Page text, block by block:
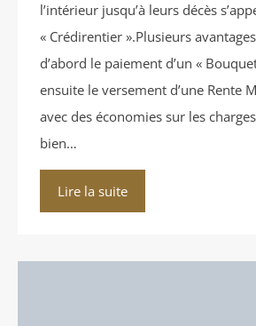
l’intérieur jusqu’à leurs décès
« Crédirentier ».Plusieurs
d’abord le paiement d’un «
ensuite le versement d’une Rente
avec des économies sur les
bien…
Lire la suite